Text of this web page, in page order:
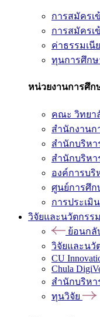
การสมัคร
การสมัคร
ค่าธรรมเนี
ทุนการศึกษ
หน่วยงานการศึก
คณะ วิทยา
สำนักงานก
สำนักบริหา
สำนักบริหา
องค์การบริ
ศูนย์การศึก
การประเมิ
วิจัยและนวัตกรรม
ย้อนกลั
วิจัยและนวั
CU
Chula
สำนักบริหา
ทุนวิจัย